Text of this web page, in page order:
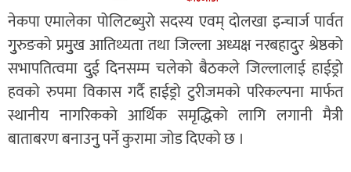
नेकपा एमालेका पोलिटब्युरो सदस्य एवम् दोलखा इन्चार्ज पार्वत
गुुरुङको प्रमुुख आतिथ्यता तथा जिल्ला अध्यक्ष नरबहादुुर श्रेष्ठको
सभापतित्वमा दुुई दिनसम्म चलेको बैठकले जिल्लालाई हाईड्रो
हवको रुपमा विकास गर्दै हाईड्रो टुरीजमको परिकल्पना मार्फत
स्थानीय नागरिकको आर्थिक समृद्धिको लागि लगानी मैत्री
बाताबरण बनाउनुु पर्ने कुरामा जोड दिएको छ ।